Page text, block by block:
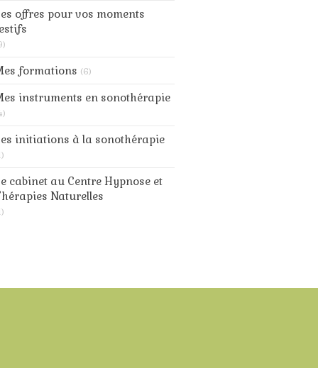
offres pour vos moments
formations (6)
instruments en sonothérapie
initiations à la sonothérapie
cabinet au Centre Hypnose et
Naturelles